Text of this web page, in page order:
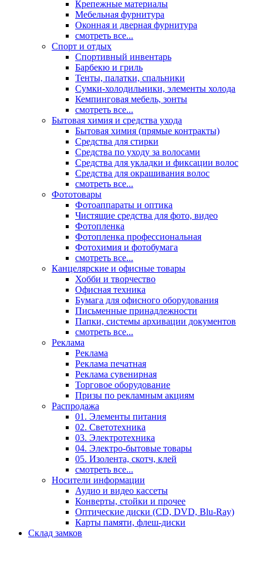
Крепежные материалы
Мебельная фурнитура
Оконная и дверная фурнитура
смотреть все...
Спорт и отдых
Спортивный инвентарь
Барбекю и гриль
Тенты, палатки, спальники
Сумки-холодильники, элементы холода
Кемпинговая мебель, зонты
смотреть все...
Бытовая химия и средства ухода
Бытовая химия (прямые контракты)
Средства для стирки
Средства по уходу за волосами
Средства для укладки и фиксации волос
Средства для окрашивания волос
смотреть все...
Фототовары
Фотоаппараты и оптика
Чистящие средства для фото, видео
Фотопленка
Фотопленка профессиональная
Фотохимия и фотобумага
смотреть все...
Канцелярские и офисные товары
Хобби и творчество
Офисная техника
Бумага для офисного оборудования
Письменные принадлежности
Папки, системы архивации документов
смотреть все...
Реклама
Реклама
Реклама печатная
Реклама сувенирная
Торговое оборудование
Призы по рекламным акциям
Распродажа
01. Элементы питания
02. Светотехника
03. Электротехника
04. Электро-бытовые товары
05. Изолента, скотч, клей
смотреть все...
Носители информации
Аудио и видео кассеты
Конверты, стойки и прочее
Оптические диски (CD, DVD, Blu-Ray)
Карты памяти, флеш-диски
Склад замков